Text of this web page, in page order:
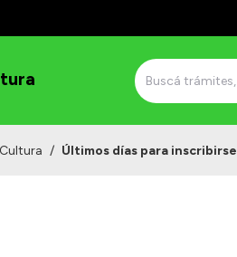
Cultura / Últimos días para